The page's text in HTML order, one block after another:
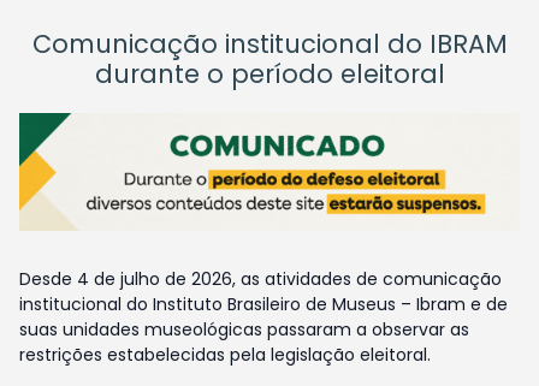
Comunicação institucional do IBRAM
durante o período eleitoral
Desde 4 de julho de 2026, as atividades de comunicação
institucional do Instituto Brasileiro de Museus – Ibram e de
suas unidades museológicas passaram a observar as
restrições estabelecidas pela legislação eleitoral.